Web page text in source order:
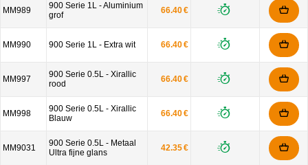
MM989
900 Serie 1L - Aluminium
grof
66.40 €
MM990 900 Serie 1L - Extra wit 66.40 €
MM997
900 Serie 0.5L - Xirallic
rood
66.40 €
MM998
900 Serie 0.5L - Xirallic
Blauw
66.40 €
MM9031
900 Serie 0.5L - Metaal
Ultra fijne glans
42.35 €